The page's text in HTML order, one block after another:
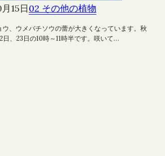
15日02 その他の植物
ウ、ウメバチソウの蕾が大きくなっています。秋
日、23日の10時～11時半です。咲いて…